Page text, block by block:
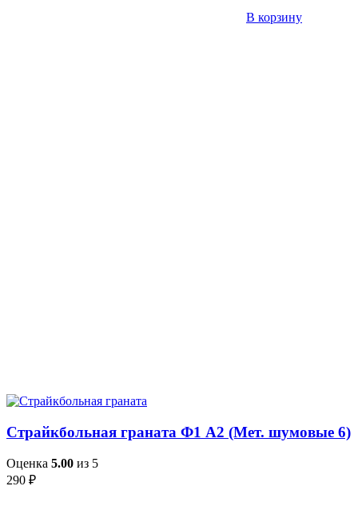
В корзину
Страйкбольная граната Ф1 А2 (Мет. шумовые 6)
Оценка 5.00 из 5
290 ₽